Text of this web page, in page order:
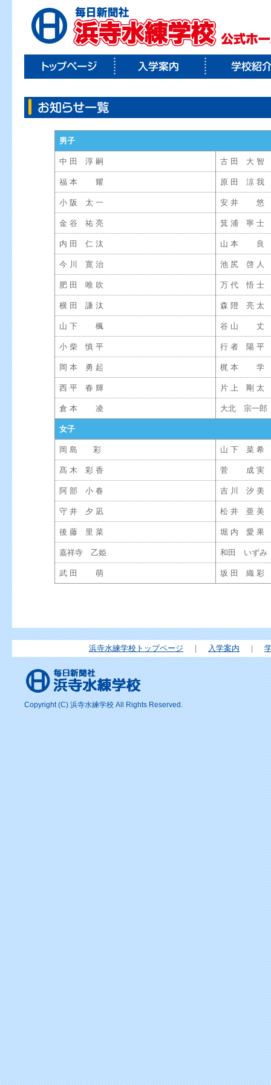
男子
中 田 淳 嗣 古 田 大 智
福 本 耀 原 田 涼 我
小 阪 太 一 安 井 悠
金 谷 祐 亮 箕 浦 寧 士
内 田 仁 汰 山 本 良
今 川 寛 治 池 尻 啓 人
肥 田 唯 吹 万 代 悟 士
横 田 謙 汰 森 隥 亮 太
山 下 楓 谷 山 丈
小 柴 慎 平 行 者 陽 平
岡 本 勇 起 梶 本 学
西 平 春 輝 片 上 剛 太
倉 本 凌 大北 宗一郎
女子
岡 島 彩 山 下 菜 希
髙 木 彩 香 菅 成 実
阿 部 小 春 吉 川 汐 美
守 井 夕 凪 松 井 亜 美
後 藤 里 菜 堀 内 愛 果
嘉祥寺 乙姫 和田 いずみ
武 田 萌 坂 田 織 彩
浜寺水練学校トップページ ｜ 入学案内 ｜
Copyright (C) 浜寺水練学校 All Rights Reserved.